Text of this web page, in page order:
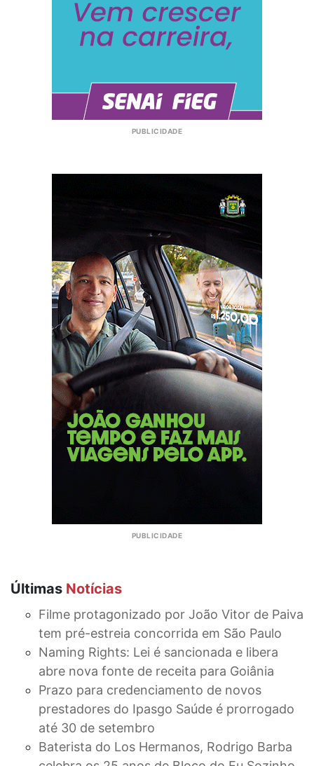
Últimas Notícias
Filme protagonizado por João Vitor de Paiva
tem pré-estreia concorrida em São Paulo
Naming Rights: Lei é sancionada e libera
abre nova fonte de receita para Goiânia
Prazo para credenciamento de novos
prestadores do Ipasgo Saúde é prorrogado
até 30 de setembro
Baterista do Los Hermanos, Rodrigo Barba